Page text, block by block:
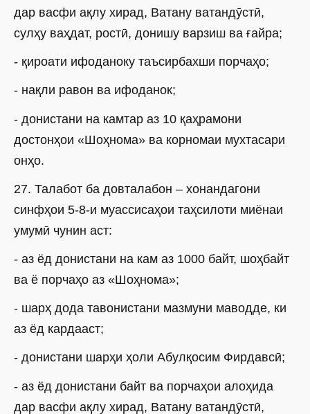
дар васфи ақлу хирад, Ватану ватандӯстӣ,
сулҳу ваҳдат, ростӣ, донишу варзиш ва ғайра;
- қироати ифоданоку таъсирбахши порчаҳо;
- нақли равон ва ифоданок;
- донистани на камтар аз 10 қаҳрамони
достонҳои «Шоҳнома» ва корномаи мухтасари
онҳо.
27. Талабот ба довталабон – хонандагони
синфҳои 5-8-и муассисаҳои таҳсилоти миёнаи
умумӣ чунин аст:
- аз ёд донистани на кам аз 1000 байт, шоҳбайт
ва ё порчаҳо аз «Шоҳнома»;
- шарҳ дода тавонистани мазмуни маводде, ки
аз ёд кардааст;
- донистани шарҳи ҳоли Абулқосим Фирдавсӣ;
- аз ёд донистани байт ва порчаҳои алоҳида
дар васфи ақлу хирад, Ватану ватандӯстӣ,